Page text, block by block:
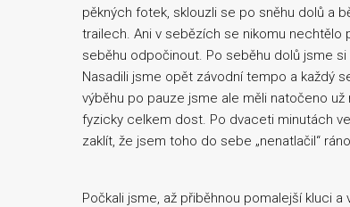
pěkných fotek, sklouzli se po sněhu dolů a
trailech. Ani v sebězích se nikomu
seběhu odpočinout. Po seběhu dolů jsme
Nasadili jsme opět závodní tempo a každý
výběhu po pauze jsme ale měli natočeno
fyzicky celkem dost. Po dvaceti minutách
zaklít, že jsem toho do sebe „nenatlačil“
Počkali jsme, až přiběhnou pomalejší kluci